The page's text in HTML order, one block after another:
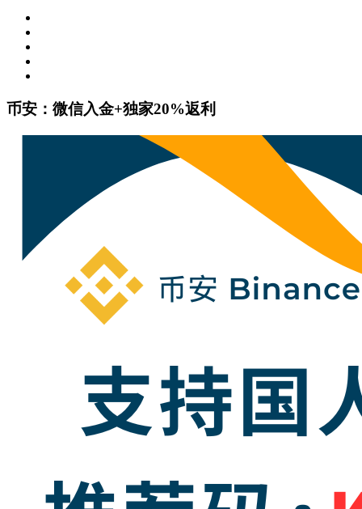
币安：微信入金+独家20%返利